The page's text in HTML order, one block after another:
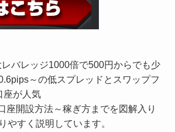
バレッジ1000倍で500円からでも少
～の低スプレッドとスワップフ
座が人気
座開設方法～稼ぎ方までを図解入り
やすく説明しています。